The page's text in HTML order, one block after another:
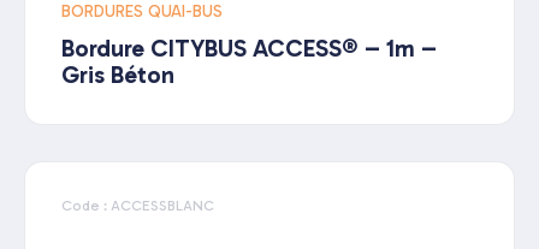
BORDURES QUAI-BUS
Bordure CITYBUS ACCESS® – 1m –
Gris Béton
Code : ACCESSBLANC